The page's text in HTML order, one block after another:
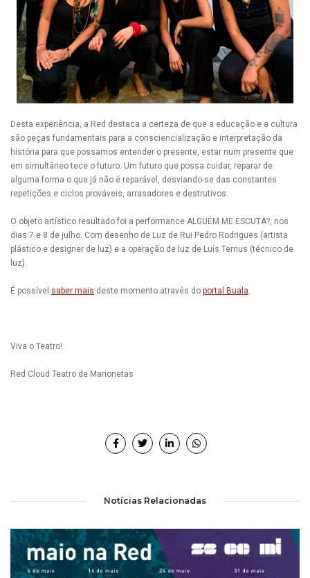
Desta experiência, a Red destaca a certeza de que a educação e a cultura
são peças fundamentais para a consciencialização e interpretação da
história para que possamos entender o presente, estar num presente que
em simultâneo tece o futuro. Um futuro que possa cuidar, reparar de
alguma forma o que já não é reparável, desviando-se das constantes
repetições e ciclos prováveis, arrasadores e destrutivos.
O objeto artístico resultado foi a performance ALGUÉM ME ESCUTA?, nos
dias 7 e 8 de julho. Com desenho de Luz de Rui Pedro Rodrigues (artista
plástico e designer de luz) e a operação de luz de Luís Ternus (técnico de
luz).
É possível saber mais deste momento através do portal Buala.
Viva o Teatro!
Red Cloud Teatro de Marionetas
Notícias Relacionadas